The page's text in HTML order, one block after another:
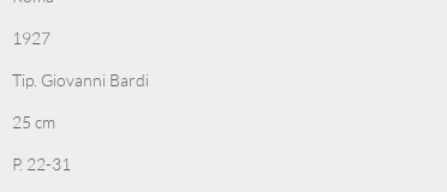
1927
Tip. Giovanni Bardi
25 cm
P. 22-31